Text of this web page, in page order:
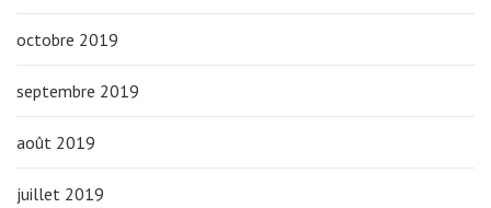
octobre 2019
septembre 2019
août 2019
juillet 2019